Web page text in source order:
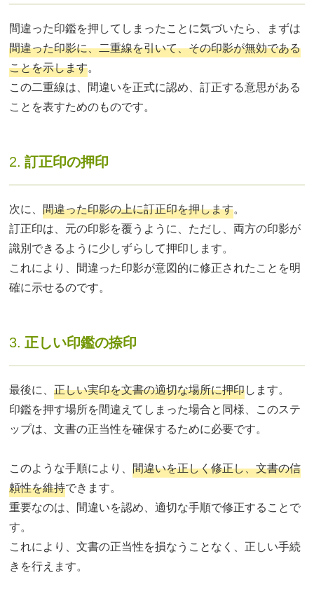
間違った印鑑を押してしまったことに気づいたら、まずは
間違った印影に、二重線を引いて、その印影が無効である
ことを示します。
この二重線は、間違いを正式に認め、訂正する意思がある
ことを表すためのものです。
2. 訂正印の押印
次に、間違った印影の上に訂正印を押します。
訂正印は、元の印影を覆うように、ただし、両方の印影が
識別できるように少しずらして押印します。
これにより、間違った印影が意図的に修正されたことを明
確に示せるのです。
3. 正しい印鑑の捺印
最後に、正しい実印を文書の適切な場所に押印します。
印鑑を押す場所を間違えてしまった場合と同様、このステ
ップは、文書の正当性を確保するために必要です。
このような手順により、間違いを正しく修正し、文書の信
頼性を維持できます。
重要なのは、間違いを認め、適切な手順で修正することで
す。
これにより、文書の正当性を損なうことなく、正しい手続
きを行えます。